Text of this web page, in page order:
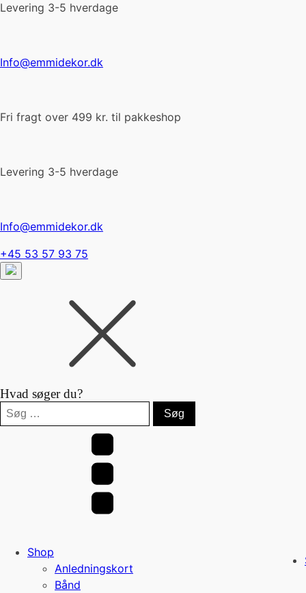
Levering 3-5 hverdage
Info@emmidekor.dk
Fri fragt over 499 kr. til pakkeshop
Levering 3-5 hverdage
Info@emmidekor.dk
+45 53 57 93 75
Hvad søger du?
Søg
efter:
Shop
Anledningskort
Bånd